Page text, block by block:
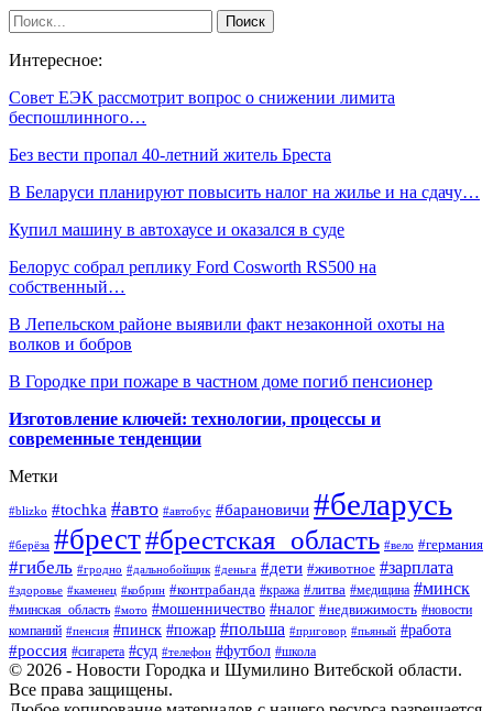
Интересное:
Совет ЕЭК рассмотрит вопрос о снижении лимита
беспошлинного…
Без вести пропал 40-летний житель Бреста
В Беларуси планируют повысить налог на жилье и на сдачу…
Купил машину в автохаусе и оказался в суде
Белорус собрал реплику Ford Cosworth RS500 на
собственный…
В Лепельском районе выявили факт незаконной охоты на
волков и бобров
В Городке при пожаре в частном доме погиб пенсионер
Изготовление ключей: технологии, процессы и
современные тенденции
Метки
#blizko #tochka #авто #автобус #барановичи #беларусь
#берёза #брест#брестская_область #вело #германия
#гибель #гродно #дальнобойщик #деньга #дети #животное #зарплата
#здоровье #каменец #кобрин #контрабанда #кража #литва #медицина #минск
#минская_область #мото #мошенничество #налог #недвижимость #новости
компаний #пенсия #пинск #пожар #польша #приговор #пьяный #работа
#россия #сигарета #суд #телефон #футбол #школа
© 2026 - Новости Городка и Шумилино Витебской области.
Все права защищены.